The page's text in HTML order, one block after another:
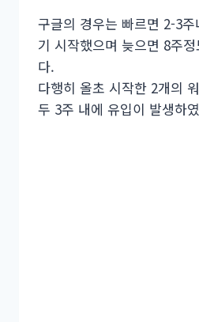
구글의 경우는 빠르면 2-3
기 시작했으며 늦으면 8주
다.
다행히 올초 시작한 2개의
두 3주 내에 유입이 발생하